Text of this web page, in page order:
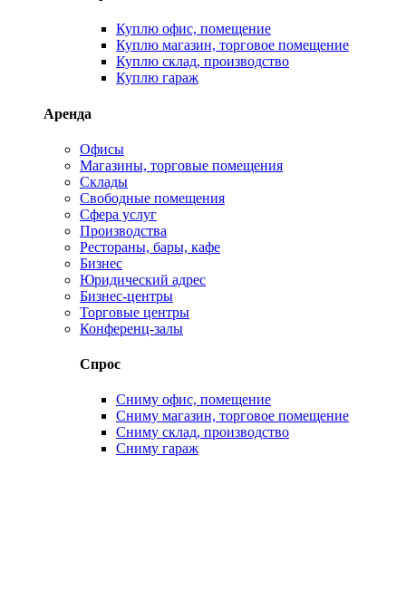
Куплю офис, помещение
Куплю магазин, торговое помещение
Куплю склад, производство
Куплю гараж
Аренда
Офисы
Магазины, торговые помещения
Склады
Свободные помещения
Сфера услуг
Производства
Рестораны, бары, кафе
Бизнес
Юридический адрес
Бизнес-центры
Торговые центры
Конференц-залы
Спрос
Сниму офис, помещение
Сниму магазин, торговое помещение
Сниму склад, производство
Сниму гараж